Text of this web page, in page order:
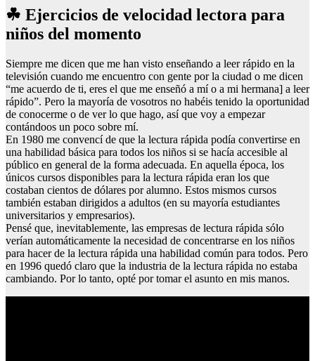
☘ Ejercicios de velocidad lectora para
niños del momento
Siempre me dicen que me han visto enseñando a leer rápido en la
televisión cuando me encuentro con gente por la ciudad o me dicen
“me acuerdo de ti, eres el que me enseñó a mí o a mi hermana] a leer
rápido”. Pero la mayoría de vosotros no habéis tenido la oportunidad
de conocerme o de ver lo que hago, así que voy a empezar
contándoos un poco sobre mí.
En 1980 me convencí de que la lectura rápida podía convertirse en
una habilidad básica para todos los niños si se hacía accesible al
público en general de la forma adecuada. En aquella época, los
únicos cursos disponibles para la lectura rápida eran los que
costaban cientos de dólares por alumno. Estos mismos cursos
también estaban dirigidos a adultos (en su mayoría estudiantes
universitarios y empresarios).
Pensé que, inevitablemente, las empresas de lectura rápida sólo
verían automáticamente la necesidad de concentrarse en los niños
para hacer de la lectura rápida una habilidad común para todos. Pero
en 1996 quedó claro que la industria de la lectura rápida no estaba
cambiando. Por lo tanto, opté por tomar el asunto en mis manos.